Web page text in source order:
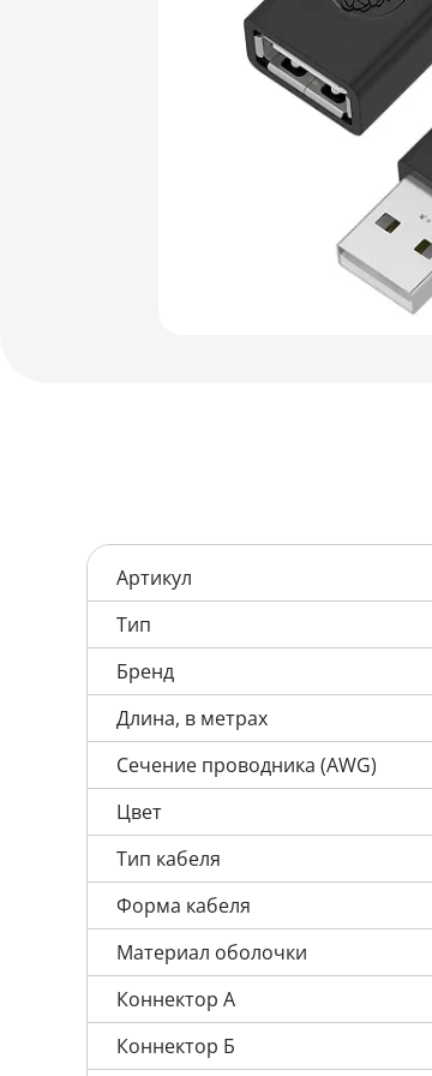
Артикул
Тип
Бренд
Длина, в метрах
Сечение проводника (AWG)
Цвет
Тип кабеля
Форма кабеля
Материал оболочки
Коннектор А
Коннектор Б